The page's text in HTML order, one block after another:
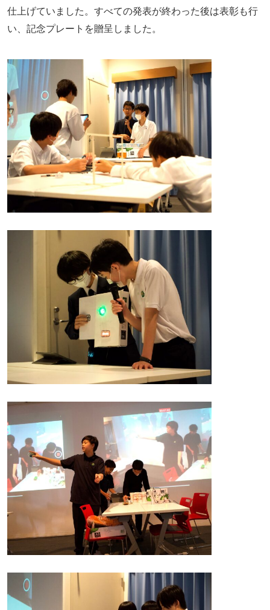
仕上げていました。すべての発表が終わった後は表彰も行
い、記念プレートを贈呈しました。